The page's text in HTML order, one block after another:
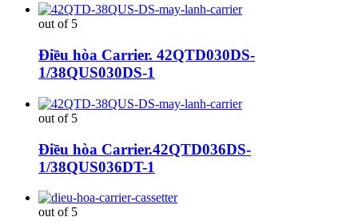
out of 5
Điều hòa Carrier. 42QTD030DS-
1/38QUS030DS-1
out of 5
Điều hòa Carrier.42QTD036DS-
1/38QUS036DT-1
out of 5